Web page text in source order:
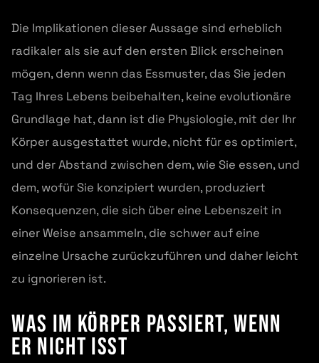
Die Implikationen dieser Aussage sind erheblich
radikaler als sie auf den ersten Blick erscheinen
mögen, denn wenn das Essmuster, das Sie jeden
Tag Ihres Lebens beibehalten, keine evolutionäre
Grundlage hat, dann ist die Physiologie, mit der Ihr
Körper ausgestattet wurde, nicht für es optimiert,
und der Abstand zwischen dem, wie Sie essen, und
dem, wofür Sie konzipiert wurden, produziert
Konsequenzen, die sich über eine Lebenszeit in
einer Weise ansammeln, die schwer auf eine
einzelne Ursache zurückzuführen und daher leicht
zu ignorieren ist.
Was im Körper passiert, wenn
er nicht isst